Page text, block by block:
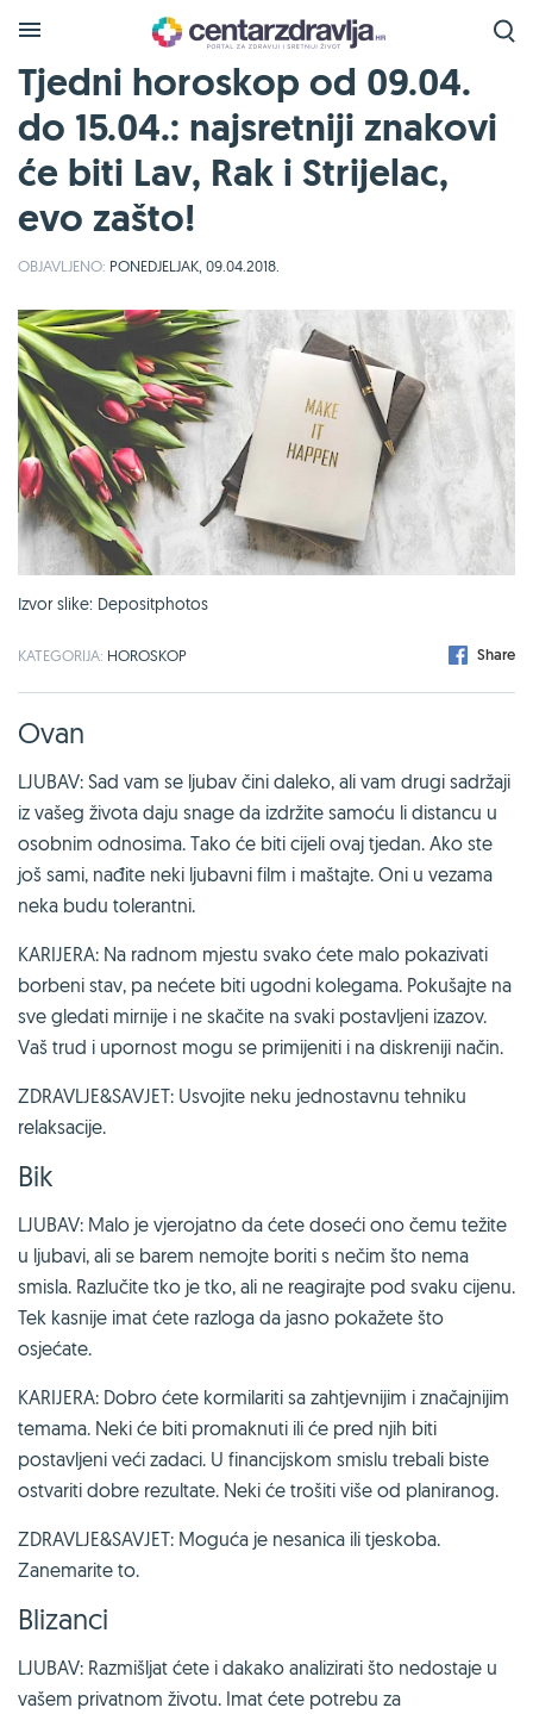
Tjedni horoskop od 09.04.
do 15.04.: najsretniji znakovi
će biti Lav, Rak i Strijelac,
evo zašto!
OBJAVLJENO: PONEDJELJAK, 09.04.2018.
Izvor slike: Depositphotos
KATEGORIJA: HOROSKOP Share
Ovan
LJUBAV: Sad vam se ljubav čini daleko, ali vam drugi sadržaji
iz vašeg života daju snage da izdržite samoću li distancu u
osobnim odnosima. Tako će biti cijeli ovaj tjedan. Ako ste
još sami, nađite neki ljubavni film i maštajte. Oni u vezama
neka budu tolerantni.
KARIJERA: Na radnom mjestu svako ćete malo pokazivati
borbeni stav, pa nećete biti ugodni kolegama. Pokušajte na
sve gledati mirnije i ne skačite na svaki postavljeni izazov.
Vaš trud i upornost mogu se primijeniti i na diskreniji način.
ZDRAVLJE&SAVJET: Usvojite neku jednostavnu tehniku
relaksacije.
Bik
LJUBAV: Malo je vjerojatno da ćete doseći ono čemu težite
u ljubavi, ali se barem nemojte boriti s nečim što nema
smisla. Razlučite tko je tko, ali ne reagirajte pod svaku cijenu.
Tek kasnije imat ćete razloga da jasno pokažete što
osjećate.
KARIJERA: Dobro ćete kormilariti sa zahtjevnijim i značajnijim
temama. Neki će biti promaknuti ili će pred njih biti
postavljeni veći zadaci. U financijskom smislu trebali biste
ostvariti dobre rezultate. Neki će trošiti više od planiranog.
ZDRAVLJE&SAVJET: Moguća je nesanica ili tjeskoba.
Zanemarite to.
Blizanci
LJUBAV: Razmišljat ćete i dakako analizirati što nedostaje u
vašem privatnom životu. Imat ćete potrebu za